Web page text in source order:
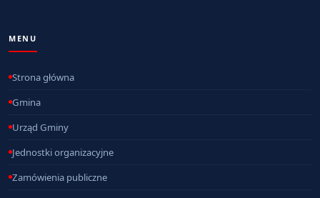
MENU
Strona główna
Gmina
Urząd Gminy
Jednostki organizacyjne
Zamówienia publiczne